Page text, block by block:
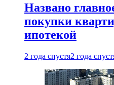
Названо
покупки
ипотекой
2 года спустя2 года